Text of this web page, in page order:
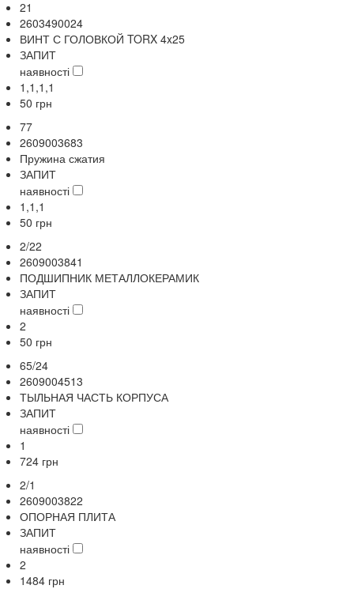
21
2603490024
ВИНТ С ГОЛОВКОЙ TORX 4x25
ЗАПИТ
наявності
1,1,1,1
50 грн
77
2609003683
Пружина сжатия
ЗАПИТ
наявності
1,1,1
50 грн
2/22
2609003841
ПОДШИПНИК МЕТАЛЛОКЕРАМИК
ЗАПИТ
наявності
2
50 грн
65/24
2609004513
ТЫЛЬНАЯ ЧАСТЬ КОРПУСА
ЗАПИТ
наявності
1
724 грн
2/1
2609003822
ОПОРНАЯ ПЛИТА
ЗАПИТ
наявності
2
1484 грн